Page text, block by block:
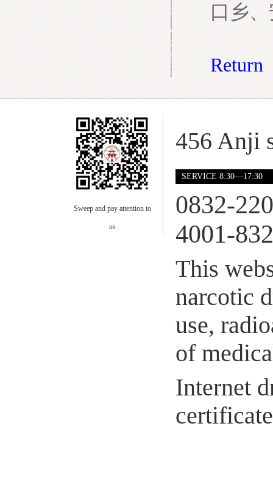
口乡
Return
Sweep and pay attention to
us
456 Anji
SERVICE 8:30—17:30
0832-
4001-
This
narcotic
use,
of
Internet